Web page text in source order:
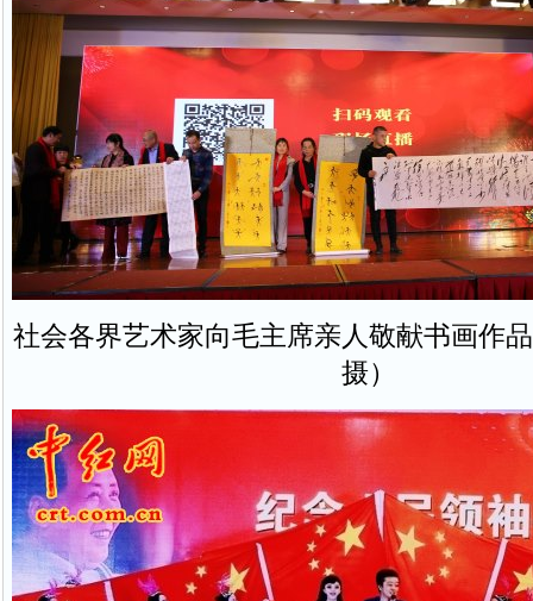
社会各界艺术家向毛主席亲人敬献书画作
摄）